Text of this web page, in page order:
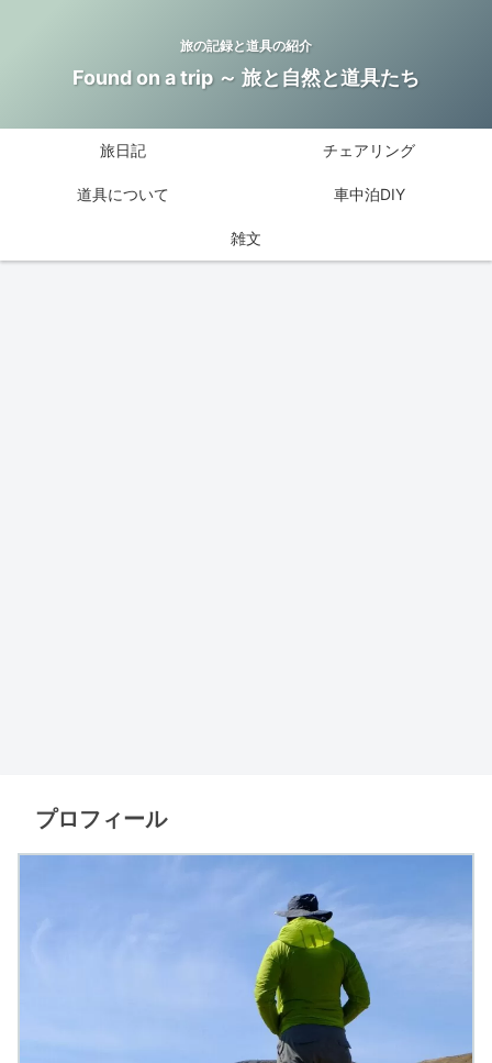
旅の記録と道具の紹介
Found on a trip ～ 旅と自然と道具たち
旅日記 チェアリング
道具について 車中泊DIY
雑文
プロフィール